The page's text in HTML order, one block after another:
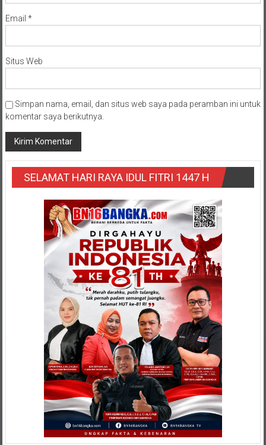
Email *
Situs Web
Simpan nama, email, dan situs web saya pada peramban ini untuk
komentar saya berikutnya.
SELAMAT HARI RAYA IDUL FITRI 1447 H